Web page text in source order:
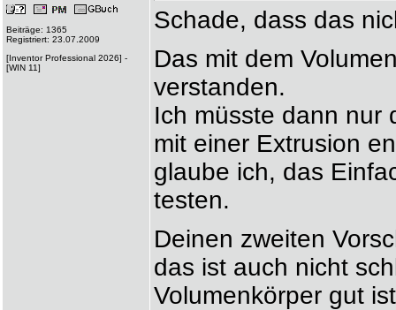
Beiträge: 1365
Registriert: 23.07.2009
[Inventor Professional 2026] -
[WIN 11]
Schade, dass das
Das mit dem
verstanden.
Ich müsste dann nur
mit einer Extrusion
glaube ich, das
testen.
Deinen zweiten
das ist auch nicht
Volumenkörper gut